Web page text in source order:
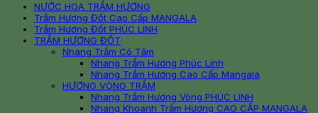
NƯỚC HOA TRẦM HƯƠNG
Trầm Hương Đốt Cao Cấp MANGALA
Trầm Hương Đốt PHÚC LINH
TRẦM HƯƠNG ĐỐT
Nhang Trầm Có Tăm
Nhang Trầm Hương Phúc Linh
Nhang Trầm Hương Cao Cấp Mangala
HƯƠNG VÒNG TRẦM
Nhang Trầm Hương Vòng PHÚC LINH
Nhang Khoanh Trầm Hương CAO CẤP MANGALA